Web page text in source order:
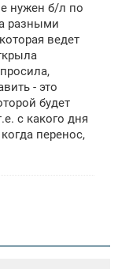
нужен б/л по
разными
ведет
- это
будет
с какого дня
перенос,